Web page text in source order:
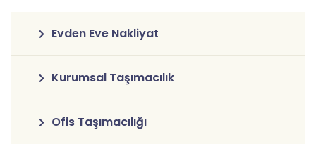
Evden Eve Nakliyat
Kurumsal Taşımacılık
Ofis Taşımacılığı